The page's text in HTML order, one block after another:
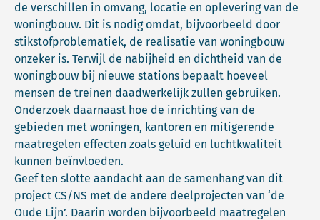
de verschillen in omvang, locatie en oplevering van de
woningbouw. Dit is nodig omdat, bijvoorbeeld door
stikstofproblematiek, de realisatie van woningbouw
onzeker is. Terwijl de nabijheid en dichtheid van de
woningbouw bij nieuwe stations bepaalt hoeveel
mensen de treinen daadwerkelijk zullen gebruiken.
Onderzoek daarnaast hoe de inrichting van de
gebieden met woningen, kantoren en mitigerende
maatregelen effecten zoals geluid en luchtkwaliteit
kunnen beïnvloeden.
Geef ten slotte aandacht aan de samenhang van dit
project CS/NS met de andere deelprojecten van ‘de
Oude Lijn’. Daarin worden bijvoorbeeld maatregelen